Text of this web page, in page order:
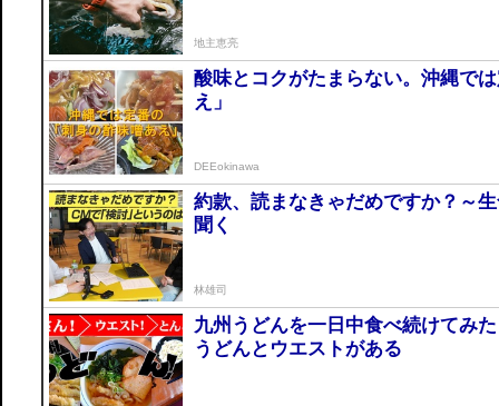
地主恵亮
酸味とコクがたまらない。沖縄で
え」
DEEokinawa
約款、読まなきゃだめですか？～
聞く
林雄司
九州うどんを一日中食べ続けてみ
うどんとウエストがある